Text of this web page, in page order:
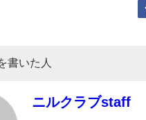
書いた人
ニルクラブstaff